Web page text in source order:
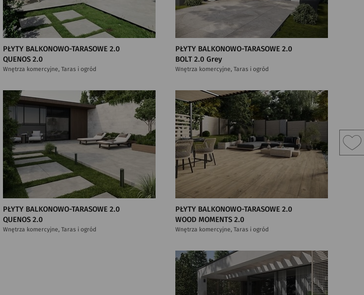
PŁYTY BALKONOWO-TARASOWE 2.0
QUENOS 2.0
Wnętrza komercyjne, Taras i ogród
PŁYTY BALKONOWO-TARASOWE 2.0
BOLT 2.0 Grey
Wnętrza komercyjne, Taras i ogród
PŁYTY BALKONOWO-TARASOWE 2.0
QUENOS 2.0
Wnętrza komercyjne, Taras i ogród
PŁYTY BALKONOWO-TARASOWE 2.0
WOOD MOMENTS 2.0
Wnętrza komercyjne, Taras i ogród